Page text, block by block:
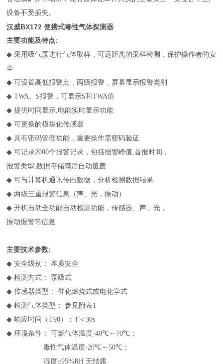
设备不受损失。
汉威BX172 便携式毒性气体探测器
主要功能及特点:
◆ 采用吸气泵进行气体取样，可远距离的采样检测，保护操作者的安
全
◆ 可设置高低报警点，两级报警，屏幕显示报警类别
◆ TWA、S报警，可显示S和TWA值
◆ 提供时间显示,电能实时显示功能
◆ 可更换的模块化传感器
◆ 具有密码管理功能，重要操作需密码验证
◆ 可记录2000个报警记录，包括报警峰值,首报时间，
报警类型,数据存储满后自动覆盖
◆ 可与计算机通讯传出数据，分析检测数据结果
◆ 两级三重报警信息（声、光，振动）
◆ 开机自动全功能自动检测功能，传感器、声、光，
振动报警等信息
主要技术参数:
◆ 安全级别： 本质安全
◆ 检测方式： 泵吸式
◆ 传感器类型： 催化燃烧式或电化学式
◆ 检测气体类型： 参见附表1
◆ 响应时间（T90）：T＜30s
◆ 环境条件： 可燃气体温度-40℃ ～70℃ ；
毒性气体温度-20℃ ～50℃ ；
湿度≤95%RH 无结露